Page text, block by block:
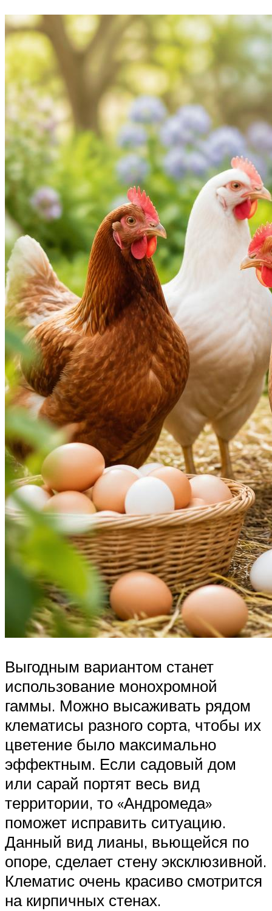
Выгодным вариантом станет
использование монохромной
гаммы. Можно высаживать рядом
клематисы разного сорта, чтобы их
цветение было максимально
эффектным. Если садовый дом
или сарай портят весь вид
территории, то «Андромеда»
поможет исправить ситуацию.
Данный вид лианы, вьющейся по
опоре, сделает стену эксклюзивной.
Клематис очень красиво смотрится
на кирпичных стенах.